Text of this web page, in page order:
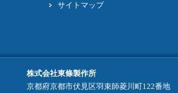
サイトマップ
株式会社東條製作所
京都府京都市伏見区羽束師菱川町122番地